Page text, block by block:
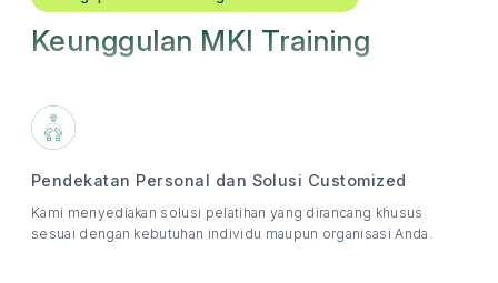
Keunggulan MKI Training
Pendekatan Personal dan Solusi Customized
Kami menyediakan solusi pelatihan yang dirancang khusus
sesuai dengan kebutuhan individu maupun organisasi Anda.